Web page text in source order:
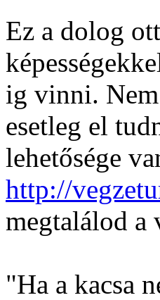
Ez a dolog
ig vinni.
esetleg el
lehetősége
http://
megtalálod a
"Ha a kacsa